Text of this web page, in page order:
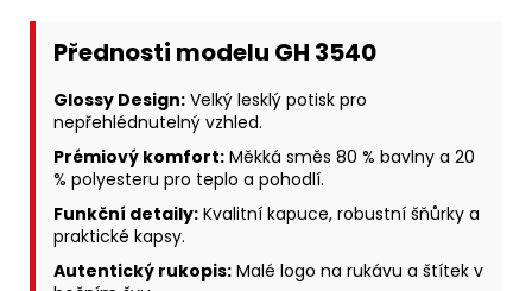
Přednosti modelu GH 3540
Glossy Design: Velký lesklý potisk pro
nepřehlédnutelný vzhled.
Prémiový komfort: Měkká směs 80 % bavlny a 20
% polyesteru pro teplo a pohodlí.
Funkční detaily: Kvalitní kapuce, robustní šňůrky a
praktické kapsy.
Autentický rukopis: Malé logo na rukávu a štítek v